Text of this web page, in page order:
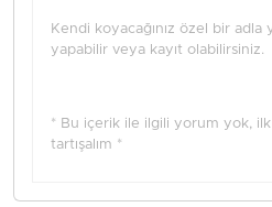
Kendi koyacağınız özel bir
yapabilir veya kayıt olabilirsiniz.
* Bu içerik ile ilgili yorum yok,
tartışalım *